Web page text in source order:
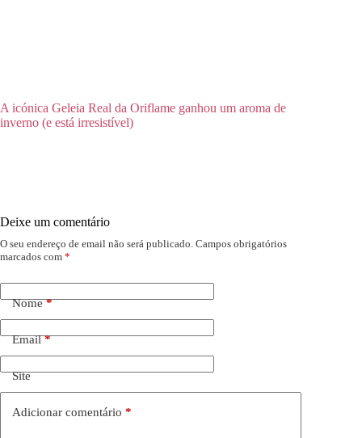
A icónica Geleia Real da Oriflame ganhou um aroma de
inverno (e está irresistível)
Deixe um comentário
O seu endereço de email não será publicado. Campos obrigatórios
marcados com *
Nome*
Email*
Site
Adicionar comentário *